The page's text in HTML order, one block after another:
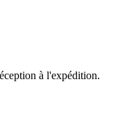
à l'expédition.